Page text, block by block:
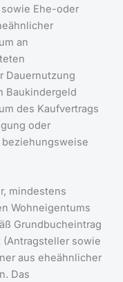
Ehe-oder
an
Dauernutzung
Baukindergeld
des Kaufvertrags
oder
mindestens
Wohneigentums
Grundbucheintrag
sowie
aus eheähnlicher
Das